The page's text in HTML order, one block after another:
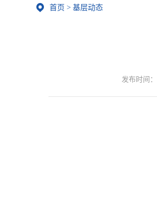
首页 > 基层动态
发布时间：